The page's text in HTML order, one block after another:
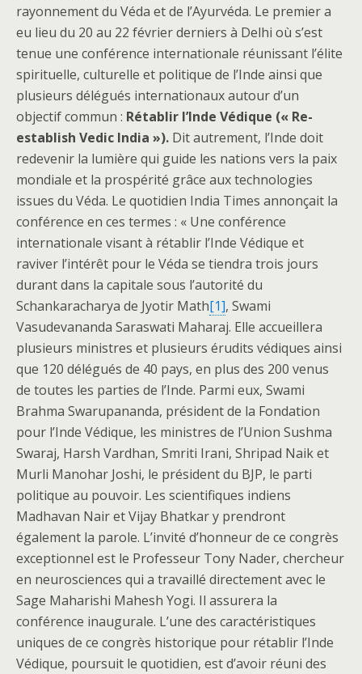
rayonnement du Véda et de l’Ayurvéda. Le premier a
eu lieu du 20 au 22 février derniers à Delhi où s’est
tenue une conférence internationale réunissant l’élite
spirituelle, culturelle et politique de l’Inde ainsi que
plusieurs délégués internationaux autour d’un
objectif commun : Rétablir l’Inde Védique (« Re-
establish Vedic India »). Dit autrement, l’Inde doit
redevenir la lumière qui guide les nations vers la paix
mondiale et la prospérité grâce aux technologies
issues du Véda. Le quotidien India Times annonçait la
conférence en ces termes : « Une conférence
internationale visant à rétablir l’Inde Védique et
raviver l’intérêt pour le Véda se tiendra trois jours
durant dans la capitale sous l’autorité du
Schankaracharya de Jyotir Math[1], Swami
Vasudevananda Saraswati Maharaj. Elle accueillera
plusieurs ministres et plusieurs érudits védiques ainsi
que 120 délégués de 40 pays, en plus des 200 venus
de toutes les parties de l’Inde. Parmi eux, Swami
Brahma Swarupananda, président de la Fondation
pour l’Inde Védique, les ministres de l’Union Sushma
Swaraj, Harsh Vardhan, Smriti Irani, Shripad Naik et
Murli Manohar Joshi, le président du BJP, le parti
politique au pouvoir. Les scientifiques indiens
Madhavan Nair et Vijay Bhatkar y prendront
également la parole. L’invité d’honneur de ce congrès
exceptionnel est le Professeur Tony Nader, chercheur
en neurosciences qui a travaillé directement avec le
Sage Maharishi Mahesh Yogi. Il assurera la
conférence inaugurale. L’une des caractéristiques
uniques de ce congrès historique pour rétablir l’Inde
Védique, poursuit le quotidien, est d’avoir réuni des